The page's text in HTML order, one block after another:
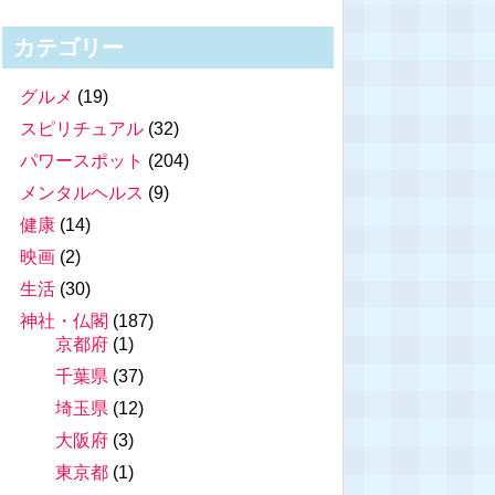
カテゴリー
グルメ (19)
スピリチュアル (32)
パワースポット (204)
メンタルヘルス (9)
健康 (14)
映画 (2)
生活 (30)
神社・仏閣 (187)
京都府 (1)
千葉県 (37)
埼玉県 (12)
大阪府 (3)
東京都 (1)